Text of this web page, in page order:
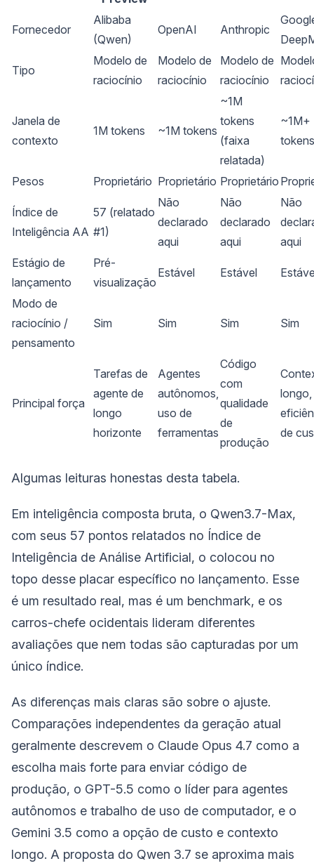
Fornecedor
Alibaba
(Qwen)
OpenAI Anthropic
Tipo
Modelo de
raciocínio
Modelo de
raciocínio
Modelo de
raciocínio
Janela de
contexto
1M tokens ~1M tokens
~1M
tokens
(faixa
relatada)
~1M+
tokens
Pesos Proprietário Proprietário Proprietário
Índice de
Inteligência AA
57 (relatado
#1)
Não
declarado
aqui
Não
declarado
aqui
Não
aqui
Estágio de
lançamento
Pré-
visualização
Estável Estável
Modo de
raciocínio /
pensamento
Sim Sim Sim Sim
Principal força
Tarefas de
agente de
longo
horizonte
Agentes
autônomos,
uso de
ferramentas
Código
com
qualidade
de
produção
longo,
de
Algumas leituras honestas desta tabela.
Em inteligência composta bruta, o Qwen3.7-Max,
com seus 57 pontos relatados no Índice de
Inteligência de Análise Artificial, o colocou no
topo desse placar específico no lançamento. Esse
é um resultado real, mas é um benchmark, e os
carros-chefe ocidentais lideram diferentes
avaliações que nem todas são capturadas por um
único índice.
As diferenças mais claras são sobre o ajuste.
Comparações independentes da geração atual
geralmente descrevem o Claude Opus 4.7 como a
escolha mais forte para enviar código de
produção, o GPT-5.5 como o líder para agentes
autônomos e trabalho de uso de computador, e o
Gemini 3.5 como a opção de custo e contexto
longo. A proposta do Qwen 3.7 se aproxima mais